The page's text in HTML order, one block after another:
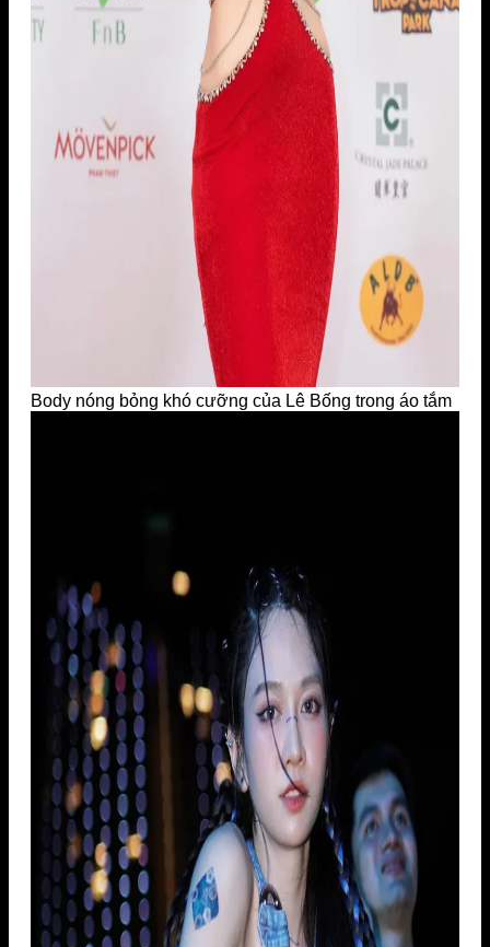
Body nóng bỏng khó cưỡng của Lê Bống trong áo tắm